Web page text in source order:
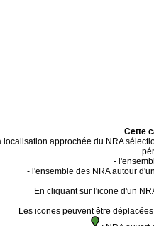
Cette
localisation approchée du NRA
-
- l'ensemble des NRA autour
En cliquant sur l'icone d'un
Les icones peuvent être